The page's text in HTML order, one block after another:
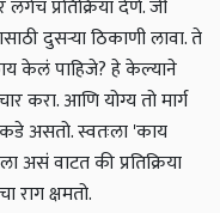
प्रतिक्रिया देणे. जी
दुसऱ्या ठिकाणी लावा. ते
केलं पाहिजे? हे केल्याने
करा. आणि योग्य तो मार्ग
असतो. स्वतःला 'काय
असं वाटत की प्रतिक्रिया
राग क्षमतो.